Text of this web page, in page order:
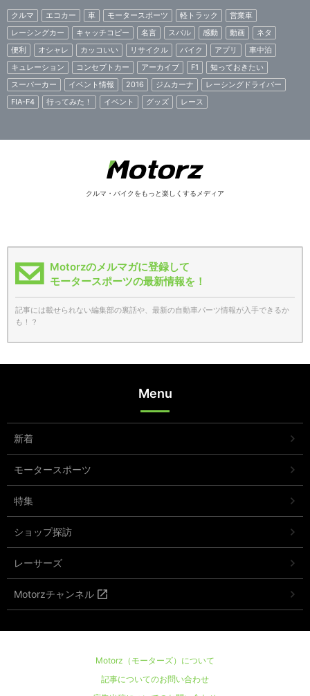
クルマ エコカー 車 モータースポーツ 軽トラック
営業車
レーシングカー
キャッチコピー 名言 スバル 感動 動画
ネタ
便利
オシャレ カッコいい リサイクル バイク アプリ
車中泊
キュレーション
コンセプトカー アーカイブ F1
知っておきたい
スーパーカー
イベント情報 2016 ジムカーナ
レーシングドライバー
FIA-F4
行ってみた！ イベント グッズ レース
クルマ・バイクをもっと楽しくするメディア
Motorzのメルマガに登録して
モータースポーツの最新情報を！
記事には載せられない編集部の裏話や、最新の自動車パーツ情報が入手できるか
も！？
Menu
新着
モータースポーツ
特集
ショップ探訪
レーサーズ
Motorzチャンネル
Motorz（モーターズ）について
記事についてのお問い合わせ